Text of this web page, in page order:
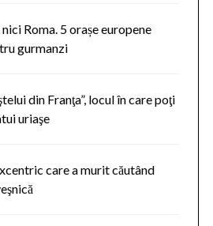
Roma. 5 orașe europene
gurmanzi
din Franţa”, locul în care poţi
uriaşe
care a murit căutând